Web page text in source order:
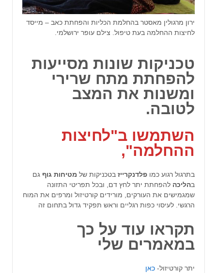
ירון מרגולין מאסטר בהחלמת הכליות והפחתת כאב – מייסד
לחיצות ההחלמה בעת טיפול. צילם עופר ירושלמי.
טכניקות שונות מסייעות
להפחתת מתח שרירי
ומשנות את המצב
לטובה.
השתמשו ב"לחיצות
ההחלמה",
בתרגול רגוע כמו פלדנקרייז בטכניקות של מטיחות גוף גם
בהליכה להפחתת יתר לחץ דם, ובכל תפריטי התזונה
שמגמישים את העורקים, מורידים קורטיזול ומרפים את המוח
הרגשי. לעיסוי כפות רגליים וראש תפקיד גדול בתחום זה
תקראו עוד על כך
במאמרים שלי
יתר קורטיזול- כאן